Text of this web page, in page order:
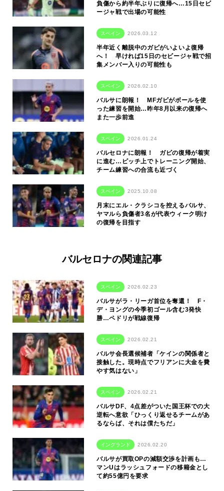
負傷から約半年ぶりに復帰へ…15日セビ
ージャ戦で出場の可能性
スペイン 2026.03.12
半年近く離脱中のガビがいよいよ復帰
へ！ 早ければ15日のセビージャ戦で招
集メンバー入りの可能性も
スペイン 2026.02.10
バルサに朗報！ MFガビがボールを使
った練習を開始…昨年8月以来の復帰へ
また一歩前進
スペイン 2026.01.24
バルセロナに朗報！ ガビの復帰が着実
に進む…ピッチ上でトレーニング開始、
チーム練習への合流も近づく
スペイン 2025.10.08
月末にエル・クラシコを控えるバルサ、
ヤマルら負傷者3名が代表ウィーク明け
の復帰を目指す
バルセロナの関連記事
スペイン 2026.02.23
バルサがラ・リーガ首位を奪還！ F・
デ・ヨングの今季初ゴール含む3発快
勝…ペドリが戦線復帰
スペイン 2026.02.21
バルサ会長選候補者「ケインの関係者と
接触した。現時点でフリアンに大金を費
やす気はない」
スペイン 2026.02.21
バルサDF、4点差がついた国王杯での大
逆転へ意欲「ひっくり返せるチームがあ
るならば、それは僕たちだ」
イングランド 2026.02.20
バルサが買取OPの減額交渉を計画も…
マンUはラッシュフォードの移籍金とし
て約55億円を要求